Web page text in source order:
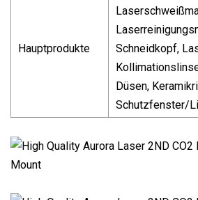
Hauptprodukte
Schneidkopf,
Düsen,
Schutzfenster/